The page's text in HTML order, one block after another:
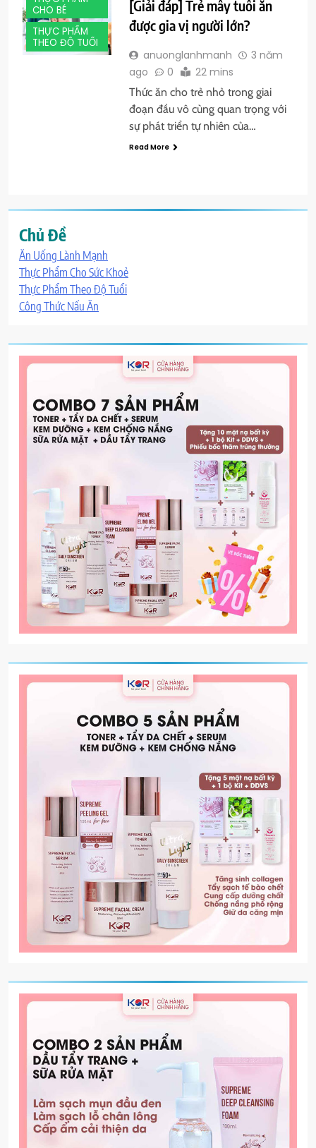
CHO BÉ
THỰC PHẨM
THEO ĐỘ TUỔI
[Giải đáp] Trẻ mấy tuổi ăn
được gia vị người lớn?
anuonglanhmanh
3 năm
ago
0 22 mins
Thức ăn cho trẻ nhỏ trong giai
đoạn đầu vô cùng quan trọng với
sự phát triển tự nhiên của…
Read More
Chủ Đề
Ăn Uống Lành Mạnh
Thực Phẩm Cho Sức Khoẻ
Thực Phẩm Theo Độ Tuổi
Công Thức Nấu Ăn